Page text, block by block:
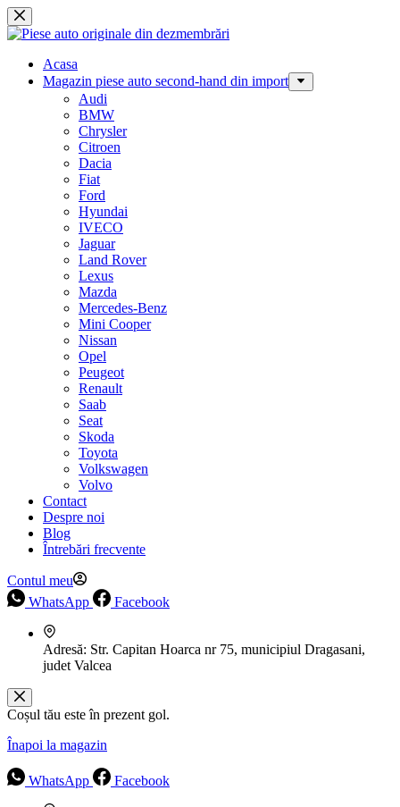
Sari
la
Acasa
Magazin piese auto second-hand din import
Audi
BMW
Chrysler
Citroen
Dacia
Fiat
Ford
Hyundai
IVECO
Jaguar
Land Rover
Lexus
Mazda
Mercedes-Benz
Mini Cooper
Nissan
Opel
Peugeot
Renault
Saab
Seat
Skoda
Toyota
Volkswagen
Volvo
Contact
Despre noi
Blog
Întrebări frecvente
Contul meu
WhatsApp
Facebook
Adresă: Str. Capitan Hoarca nr 75, municipiul Dragasani,
judet Valcea
Coșul tău este în prezent gol.
Înapoi la magazin
WhatsApp Facebook